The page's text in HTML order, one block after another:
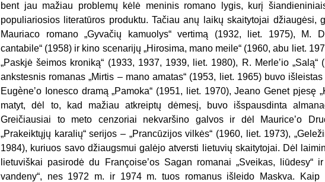
bent jau mažiau problemų kėlė meninis romano lygis, kurį
populiariosios literatūros produktu. Tačiau anų laikų skaitytojai džiaugėsi,
Mauriaco romano „Gyvačių kamuolys“ vertimą (1932, liet. 1975), M.
cantabile“ (1958) ir kino scenarijų „Hirosima, mano meile“ (1960, abu liet.
„Paskjė šeimos kroniką“ (1933, 1937, 1939, liet. 1980), R. Merleʼio
ankstesnis romanas „Mirtis – mano amatas“ (1953, liet. 1965) buvo
Eugèneʼo Ionesco dramą „Pamoka“ (1951, liet. 1970), Jeano Genet pjesę
matyt, dėl to, kad mažiau atkreiptų dėmesį, buvo išspausdinta
Greičiausiai to meto cenzoriai nekvaršino galvos ir dėl Mauriceʼo
„Prakeiktųjų karalių“ serijos – „Prancūzijos vilkės“ (1960, liet. 1973),
1984), kuriuos savo džiaugsmui galėjo atversti lietuvių skaitytojai. Dėl
lietuviškai pasirodė du Françoiseʼos Sagan romanai „Sveikas, liūdesy“
vandeny“, nes 1972 m. ir 1974 m. tuos romanus išleido Maskva. Kaip